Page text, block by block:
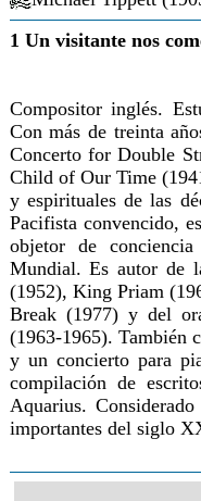
1 Un visitante nos
Compositor inglés.
Con más de treinta
Concerto for Double
Child of Our Time
y espirituales de las
Pacifista convencido,
objetor de
Mundial. Es autor de
(1952), King Priam
Break (1977) y del
(1963-1965). También
y un concierto para
compilación de
Aquarius.
importantes del siglo